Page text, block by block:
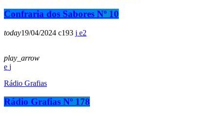
Confraria dos Sabores Nº 10
today19/04/2024 193 2
play_arrow
Rádio Grafias
Rádio Grafias Nº 178